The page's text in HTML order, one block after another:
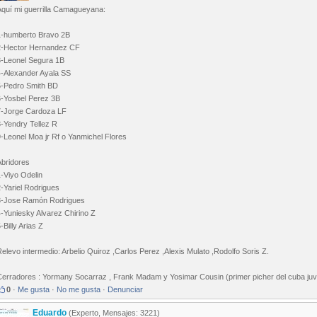
mi guerrilla Camagueyana:
humberto Bravo 2B
Hector Hernandez CF
Leonel Segura 1B
Alexander Ayala SS
Pedro Smith BD
Yosbel Perez 3B
Jorge Cardoza LF
Yendry Tellez R
Leonel Moa jr Rf o Yanmichel Flores
Viyo Odelin
Yariel Rodrigues
Jose Ramón Rodrigues
Yuniesky Alvarez Chirino Z
Billy Arias Z
intermedio: Arbelio Quiroz ,Carlos Perez ,Alexis Mulato ,Rodolfo Soris Z.
: Yormany Socarraz , Frank Madam y Yosimar Cousin (primer picher del cuba
0 · Me gusta · No me gusta · Denunciar
Eduardo (Experto, Mensajes: 3221)